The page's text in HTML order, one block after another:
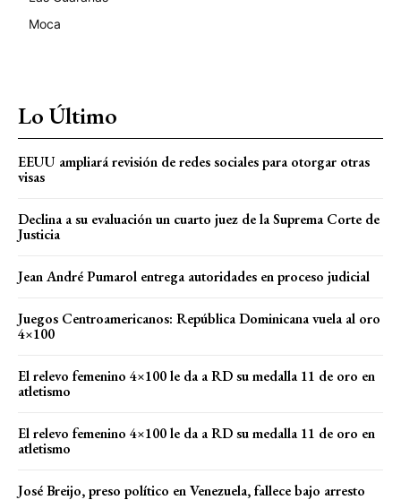
Moca
Lo Último
EEUU ampliará revisión de redes sociales para otorgar otras
visas
Declina a su evaluación un cuarto juez de la Suprema Corte de
Justicia
Jean André Pumarol entrega autoridades en proceso judicial
Juegos Centroamericanos: República Dominicana vuela al oro
4×100
El relevo femenino 4×100 le da a RD su medalla 11 de oro en
atletismo
El relevo femenino 4×100 le da a RD su medalla 11 de oro en
atletismo
José Breijo, preso político en Venezuela, fallece bajo arresto